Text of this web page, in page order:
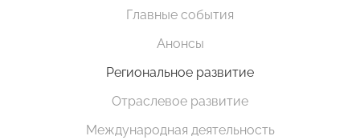
Главные события
Анонсы
Региональное развитие
Отраслевое развитие
Международная деятельность